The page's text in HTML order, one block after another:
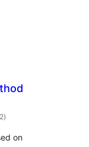
totaal
waarderingen
)
on